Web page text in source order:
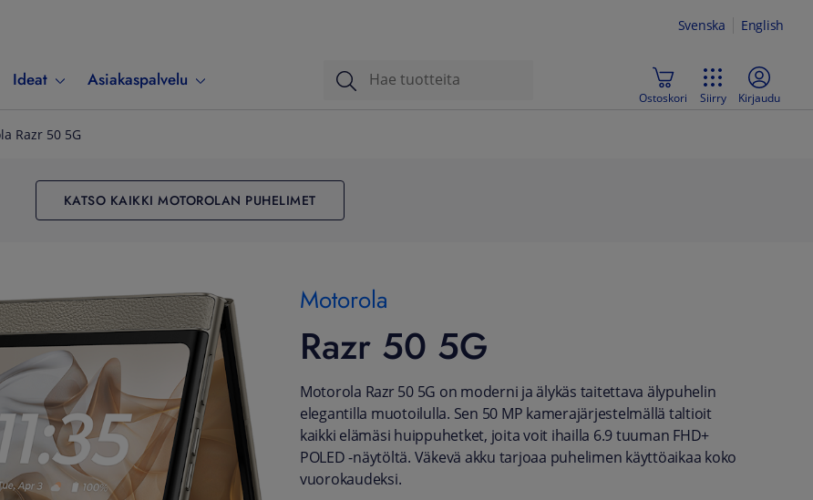
Svenska English
Ideat Asiakaspalvelu
Ostoskori Siirry Kirjaudu
Razr 50 5G
KATSO KAIKKI MOTOROLAN PUHELIMET
Motorola
Razr 50 5G
Motorola Razr 50 5G on moderni ja älykäs taitettava älypuhelin
elegantilla muotoilulla. Sen 50 MP kamerajärjestelmällä taltioit
kaikki elämäsi huippuhetket, joita voit ihailla 6.9 tuuman FHD+
POLED -näytöltä. Väkevä akku tarjoaa puhelimen käyttöaikaa koko
vuorokaudeksi.